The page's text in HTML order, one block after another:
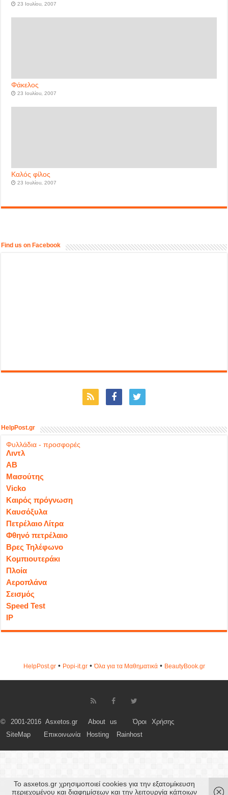
23 Ιουλίου, 2007
Φάκελος
23 Ιουλίου, 2007
Καλός φίλος
23 Ιουλίου, 2007
Find us on Facebook
HelpPost.gr
Φυλλάδια - προσφορές
Λιντλ
ΑΒ
Μασούτης
Vicko
Καιρός πρόγνωση
Καυσόξυλα
Πετρέλαιο Λίτρα
Φθηνό πετρέλαιο
Βρες Τηλέφωνο
Κομπιουτεράκι
Πλοία
Αεροπλάνα
Σεισμός
Speed Test
IP
HelpPost.gr• Popi-it.gr•Όλα για τα Μαθηματικά• ΒeautyΒook.gr
© 2001-2016 Asxetos.gr About us
Όροι Χρήσης
SiteMap
Επικοινωνία Hosting Rainhost
Το asxetos.gr χρησιμοποιεί cookies για την εξατομίκευση
περιεχομένου και διαφημίσεων και την λειτουργία κάποιων